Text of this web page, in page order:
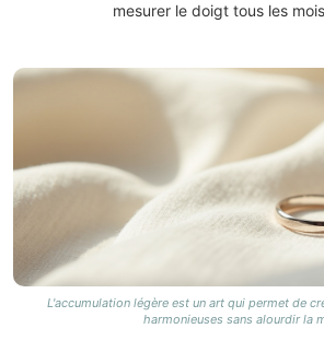
mesurer le doigt tous les
L'accumulation légère est un art qui permet de
harmonieuses sans alourdir la